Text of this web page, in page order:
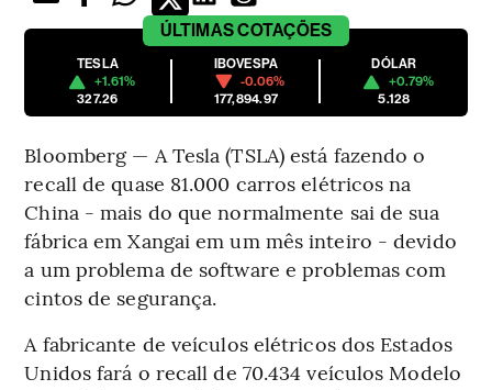
ÚLTIMASCOTAÇÕES
TESLA
+1.61%
327.26
IBOVESPA
-0.06%
177,894.97
DÓLAR
+0.79%
5.128
Bloomberg — A Tesla (TSLA) está fazendo o
recall de quase 81.000 carros elétricos na
China - mais do que normalmente sai de sua
fábrica em Xangai em um mês inteiro - devido
a um problema de software e problemas com
cintos de segurança.
A fabricante de veículos elétricos dos Estados
Unidos fará o recall de 70.434 veículos Modelo